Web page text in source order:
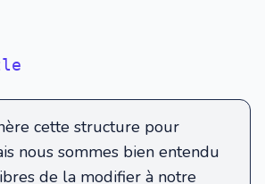
cette structure pour
nous sommes bien entendu
de la modifier à notre